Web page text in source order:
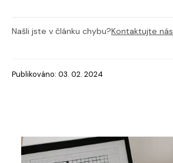
Našli jste v článku chybu?Kontaktujte nás
Publikováno: 03. 02. 2024